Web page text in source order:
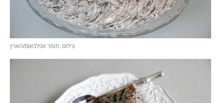
צילום :תומר אפלבאום/הארץ